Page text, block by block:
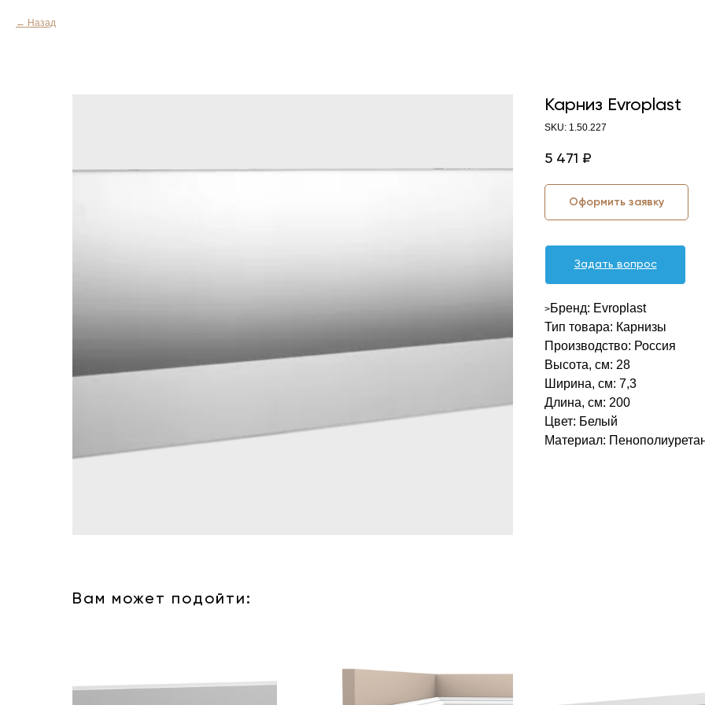
Назад
Карниз Evroplast
SKU: 1.50.227
5 471 ₽
Оформить заявку
Задать вопрос
>Бренд: Evroplast
Тип товара: Карнизы
Производство: Россия
Высота, см: 28
Ширина, см: 7,3
Длина, см: 200
Цвет: Белый
Материал:
Вам может подойти: